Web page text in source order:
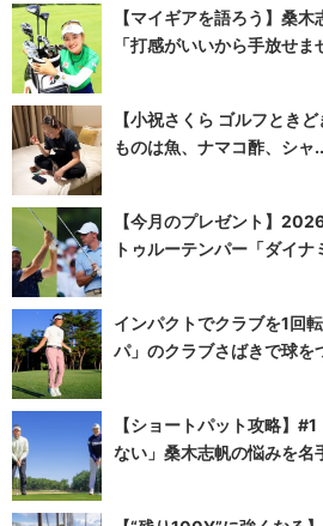
【マイギアを語ろう】桑
「打感がいいから手放せま
【小祝さくら ゴルフと
ものは魚、ナマコ酢、シャ
【今月のプレゼント】
トゥルーテンパー「ダイナ
インパクトでクラブを1回
パ」のクラブさばきで球を
【ショートパット攻略】
ない」桑木志帆の悩みを名